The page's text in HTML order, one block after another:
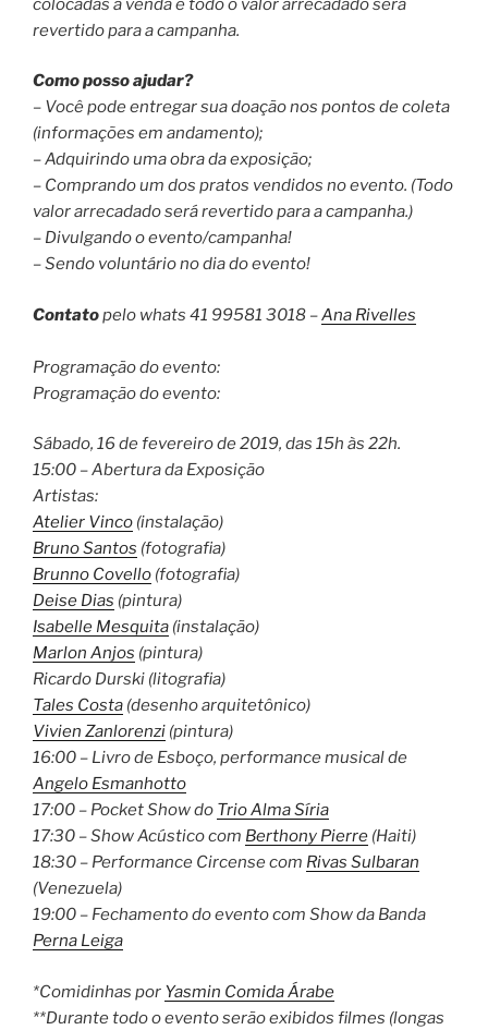
colocadas a venda e todo o valor arrecadado será
revertido para a campanha.
Como posso ajudar?
– Você pode entregar sua doação nos pontos de coleta
(informações em andamento);
– Adquirindo uma obra da exposição;
– Comprando um dos pratos vendidos no evento. (Todo
valor arrecadado será revertido para a campanha.)
– Divulgando o evento/campanha!
– Sendo voluntário no dia do evento!
Contatopelo whats 41 99581 3018 –Ana Rivelles
Programação do evento:
Programação do evento:
Sábado, 16 de fevereiro de 2019, das 15h às 22h.
15:00 – Abertura da Exposição
Artistas:
Atelier Vinco (instalação)
Bruno Santos (fotografia)
Brunno Covello (fotografia)
Deise Dias (pintura)
Isabelle Mesquita (instalação)
Marlon Anjos (pintura)
Ricardo Durski (litografia)
Tales Costa (desenho arquitetônico)
Vivien Zanlorenzi (pintura)
16:00 – Livro de Esboço, performance musical de
Angelo Esmanhotto
17:00 – Pocket Show do Trio Alma Síria
17:30 – Show Acústico com Berthony Pierre (Haiti)
18:30 – Performance Circense com Rivas Sulbaran
(Venezuela)
19:00 – Fechamento do evento com Show da Banda
Perna Leiga
*Comidinhas por Yasmin Comida Árabe
**Durante todo o evento serão exibidos filmes (longas